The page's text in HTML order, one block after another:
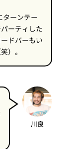
ターンテー
ーティした
ドバーもい
）。
川良